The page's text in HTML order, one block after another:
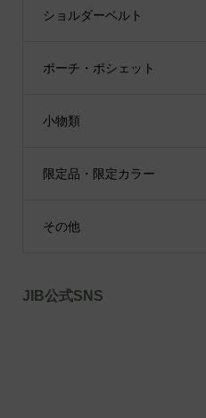
ショルダーベルト
ポーチ・ポシェット
小物類
限定品・限定カラー
その他
JIB公式SNS